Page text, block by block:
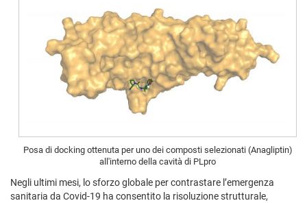
Posa di docking ottenuta per uno dei composti selezionati (Anagliptin)
all'interno della cavità di PLpro
Negli ultimi mesi, lo sforzo globale per contrastare l’emergenza
sanitaria da Covid-19 ha consentito la risoluzione strutturale,